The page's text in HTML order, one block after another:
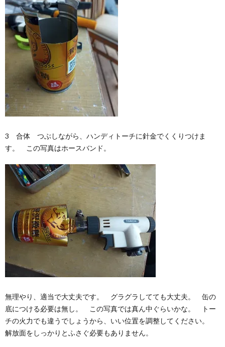
3 合体 つぶしながら、ハンディトーチに針金でくくりつけま
す。 この写真はホースバンド。
無理やり、適当で大丈夫です。 グラグラしてても大丈夫。 缶の
底につける必要は無し。 この写真では真ん中ぐらいかな。 トー
チの火力でも違うでしょうから、いい位置を調整してください。
解放面をしっかりとふさぐ必要もありません。